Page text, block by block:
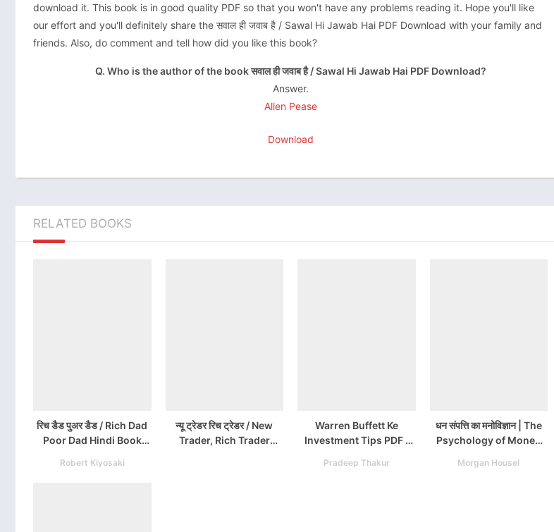
download it. This book is in good quality PDF so that you won't have any problems reading it. Hope you'll like
our effort and you'll definitely share the सवाल ही जवाब है / Sawal Hi Jawab Hai PDF Download with your family and
friends. Also, do comment and tell how did you like this book?
Q. Who is the author of the book सवाल ही जवाब है / Sawal Hi Jawab Hai PDF Download?
Answer.
Allen Pease
Download
RELATED BOOKS
रिच डैड पुअर डैड / Rich Dad
Poor Dad Hindi Book
Robert Kiyosaki
न्यू ट्रेडर रिच ट्रेडर / New
Trader, Rich Trader
Warren Buffett Ke
Investment Tips PDF /
Investment Strategy
Pradeep Thakur
धन संपत्ति का मनोविज्ञान | The
Psychology of Money
Morgan Housel